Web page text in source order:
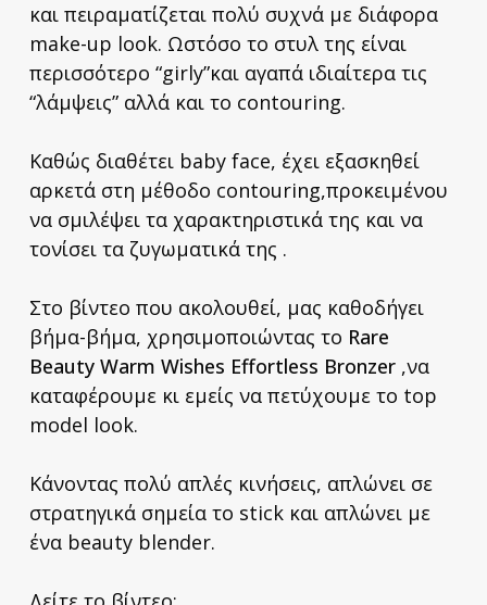
και πειραματίζεται πολύ συχνά με διάφορα
make-up look. Ωστόσο το στυλ της είναι
περισσότερο “girly”και αγαπά ιδιαίτερα τις
“λάμψεις” αλλά και το contouring.
Καθώς διαθέτει baby face, έχει εξασκηθεί
αρκετά στη μέθοδο contouring,προκειμένου
να σμιλέψει τα χαρακτηριστικά της και να
τονίσει τα ζυγωματικά της .
Στο βίντεο που ακολουθεί, μας καθοδήγει
βήμα-βήμα, χρησιμοποιώντας το Rare
Beauty Warm Wishes Effortless Bronzer ,να
καταφέρουμε κι εμείς να πετύχουμε το top
model look.
Κάνοντας πολύ απλές κινήσεις, απλώνει σε
στρατηγικά σημεία το stick και απλώνει με
ένα beauty blender.